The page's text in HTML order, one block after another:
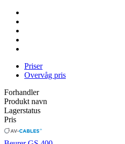
Priser
Overvåg pris
Forhandler
Produkt navn
Lagerstatus
Pris